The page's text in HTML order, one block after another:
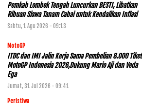
Pemkab Lombok Tengah Luncurkan BESTI, Libatkan
Ribuan Siswa Tanam Cabai untuk Kendalikan Inflasi
Sabtu, 1 Agu 2026 - 09:13
MotoGP
ITDC dan IMI Jalin Kerja Sama Pembelian 8.000 Tiket
MotoGP Indonesia 2026,Dukung Mario Aji dan Veda
Ega
Jumat, 31 Jul 2026 - 09:41
Peristiwa